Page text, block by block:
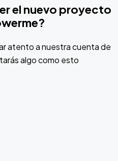
el nuevo proyecto
atento a nuestra cuenta de
algo como esto